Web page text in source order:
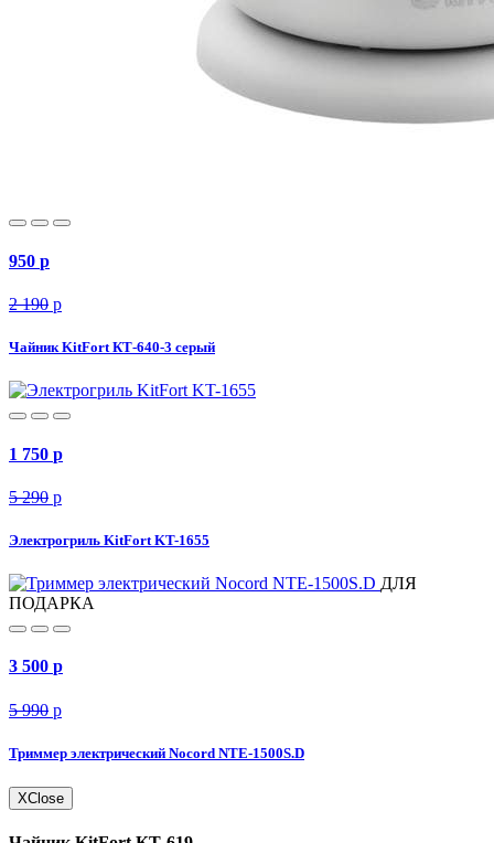
950 p
2 190 p
Чайник KitFort КТ-640-3 серый
1 750 p
5 290 p
Электрогриль KitFort KT-1655
ДЛЯ
ПОДАРКА
3 500 p
5 990 p
Триммер электрический Nocord NTE-1500S.D
XClose